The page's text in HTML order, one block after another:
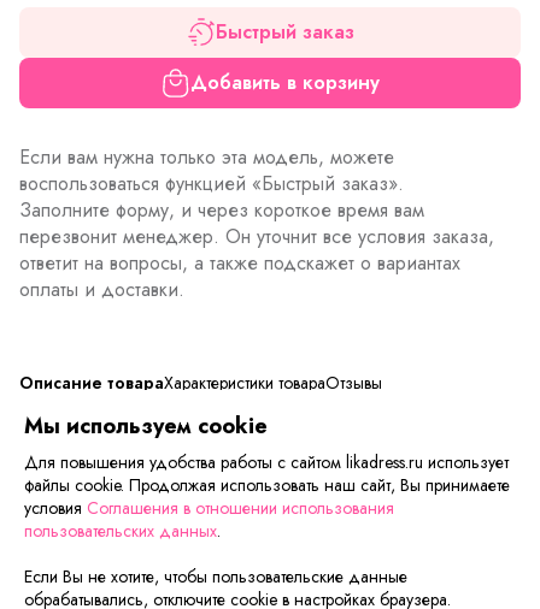
Быстрый заказ
Добавить в корзину
Если вам нужна только эта модель, можете
воспользоваться функцией «Быстрый заказ».
Заполните форму, и через короткое время вам
перезвонит менеджер. Он уточнит все условия заказа,
ответит на вопросы, а также подскажет о вариантах
оплаты и доставки.
Описание товараХарактеристики товараОтзывы
Красивые контрастные шорты с идеальной посадкой по
фигуре. Сочетаются с летними майками, футболками и
топами. Можно заниматься спортом, ходить в шортах
дома и на прогулки. Удобные, практичные шорты на
Мы используем cookie
Для повышения удобства работы с сайтом likadress.ru использует
файлы cookie. Продолжая использовать наш сайт, Вы принимаете
условия Соглашения в отношении использования
пользовательских данных.
Если Вы не хотите, чтобы пользовательские данные
обрабатывались, отключите cookie в настройках браузера.